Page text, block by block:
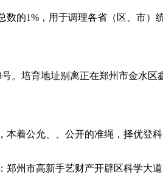
1%，用于调理各省（区、市）
培育地址别离正在郑州市金水区
公允、、公开的准绳，择优登科
市高新手艺财产开辟区科学大